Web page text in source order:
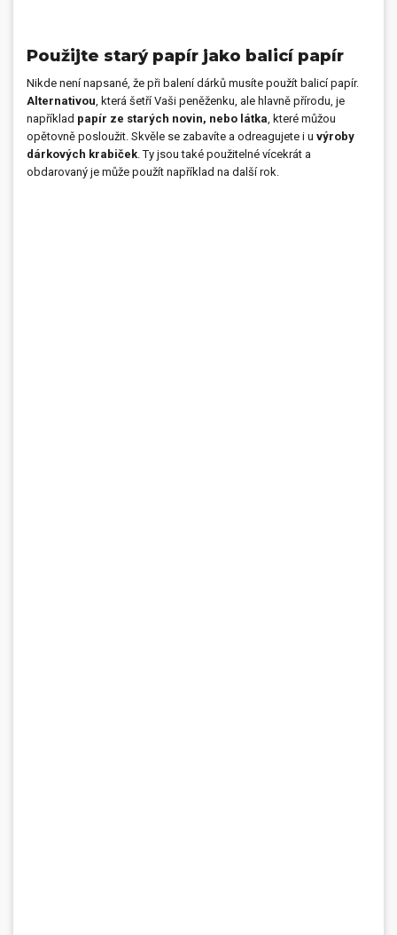
Použijte starý papír jako balicí papír
Nikde není napsané, že při balení dárků musíte použít balicí papír.
Alternativou , která šetří Vaši peněženku, ale hlavně přírodu, je
například papír ze starých novin, nebo látka , které můžou
opětovně posloužit. Skvěle se zabavíte a odreagujete i u výroby
dárkových krabiček . Ty jsou také použitelné vícekrát a
obdarovaný je může použít například na další rok.